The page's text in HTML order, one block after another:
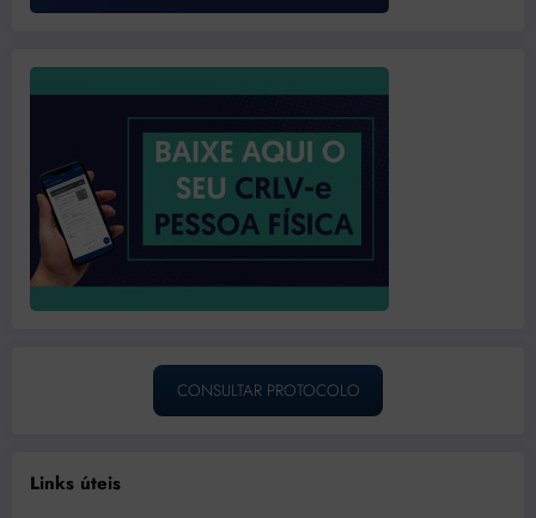
CONSULTAR PROTOCOLO
Links úteis